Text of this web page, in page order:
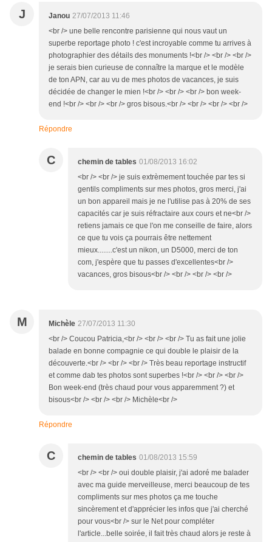
J Janou 27/07/2013 11:46
<br /> une belle rencontre parisienne qui nous vaut un
superbe reportage photo ! c'est incroyable comme tu arrives à
photographier des détails des monuments !<br /> <br /> <br />
je serais bien curieuse de connaître la marque et le modèle
de ton APN, car au vu de mes photos de vacances, je suis
décidée de changer le mien !<br /> <br /> <br /> bon week-
end !<br /> <br /> <br /> gros bisous.<br /> <br /> <br /> <br />
Répondre
C chemin de tables 01/08/2013 16:02
<br /> <br /> je suis extrèmement touchée par tes si
gentils compliments sur mes photos, gros merci, j'ai
un bon appareil mais je ne l'utilise pas à 20% de ses
capacités car je suis réfractaire aux cours et ne<br />
retiens jamais ce que l'on me conseille de faire, alors
ce que tu vois ça pourrais être nettement
mieux........c'est un nikon, un D5000, merci de ton
com, j'espère que tu passes d'excellentes<br />
vacances, gros bisous<br /> <br /> <br /> <br />
M Michèle 27/07/2013 11:30
<br /> Coucou Patricia,<br /> <br /> <br /> Tu as fait une jolie
balade en bonne compagnie ce qui double le plaisir de la
découverte.<br /> <br /> <br /> Très beau reportage instructif
et comme dab tes photos sont superbes !<br /> <br /> <br />
Bon week-end (très chaud pour vous apparemment ?) et
bisous<br /> <br /> <br /> Michèle<br />
Répondre
C chemin de tables 01/08/2013 15:59
<br /> <br /> oui double plaisir, j'ai adoré me balader
avec ma guide merveilleuse, merci beaucoup de tes
compliments sur mes photos ça me touche
sincèrement et d'apprécier les infos que j'ai cherché
pour vous<br /> sur le Net pour compléter
l'article...belle soirée, il fait très chaud alors je reste à